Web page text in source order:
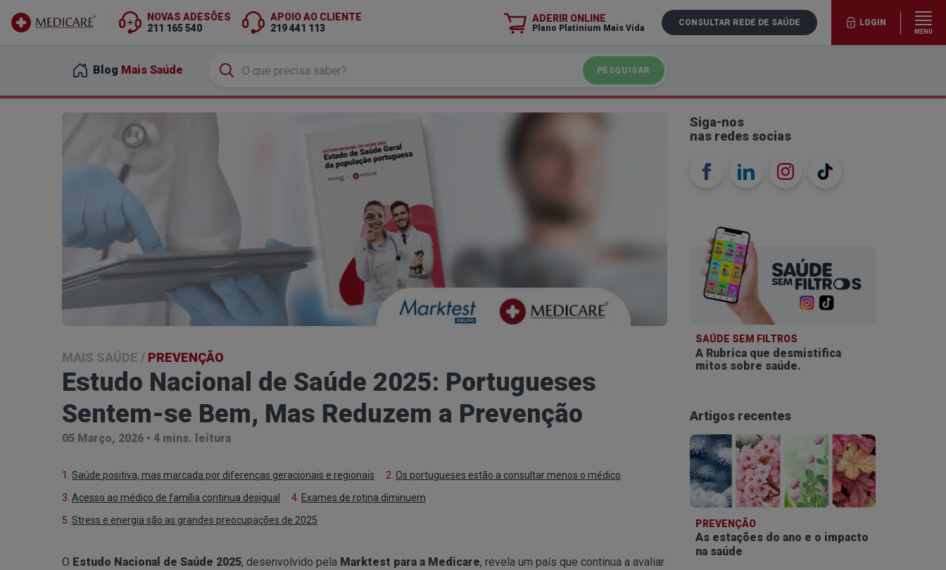
NOVAS ADESÕES
211 165 540
APOIO AO CLIENTE
219 441 113
ADERIR ONLINE
Plano Platinium Mais Vida
CONSULTAR REDE DE SAÚDE LOGIN
MENU
Blog Mais Saúde PESQUISAR
MAIS SAÚDE / PREVENÇÃO
Estudo Nacional de Saúde 2025: Portugueses
Sentem-se Bem, Mas Reduzem a Prevenção
05 Março, 2026 • 4 mins. leitura
1. Saúde positiva, mas marcada por diferenças geracionais e regionais 2. Os portugueses estão a consultar menos o médico
3. Acesso ao médico de família continua desigual 4. Exames de rotina diminuem
5. Stress e energia são as grandes preocupações de 2025
O Estudo Nacional de Saúde 2025, desenvolvido pela Marktest para a Medicare, revela um país que continua a avaliar
Siga-nos
nas redes socias
SAÚDE SEM FILTROS
A Rubrica que desmistifica
mitos sobre saúde.
Artigos recentes
PREVENÇÃO
As estações do ano e o impacto
na saúde